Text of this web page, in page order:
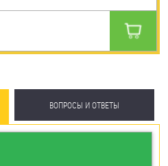
ВОПРОСЫ И ОТВЕТЫ